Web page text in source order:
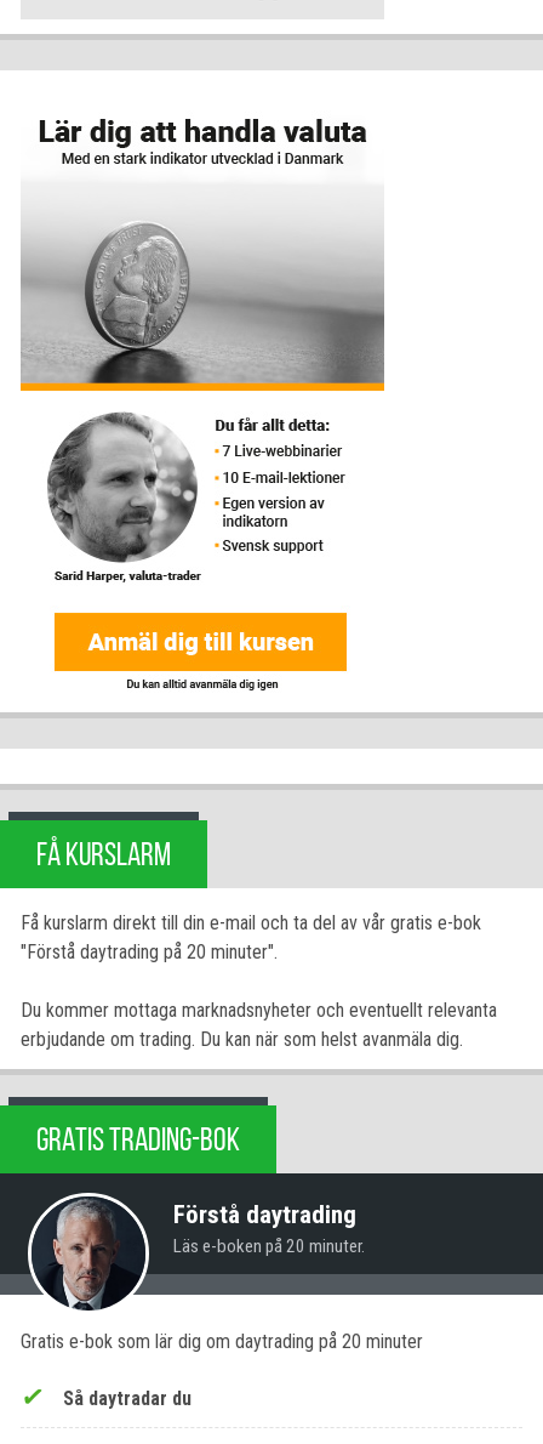
FÅ KURSLARM
Få kurslarm direkt till din e-mail och ta del av vår gratis e-bok
"Förstå daytrading på 20 minuter".
Du kommer mottaga marknadsnyheter och eventuellt relevanta
erbjudande om trading. Du kan när som helst avanmäla dig.
GRATIS TRADING-BOK
Förstå daytrading
Läs e-boken på 20 minuter.
Gratis e-bok som lär dig om daytrading på 20 minuter
Så daytradar du